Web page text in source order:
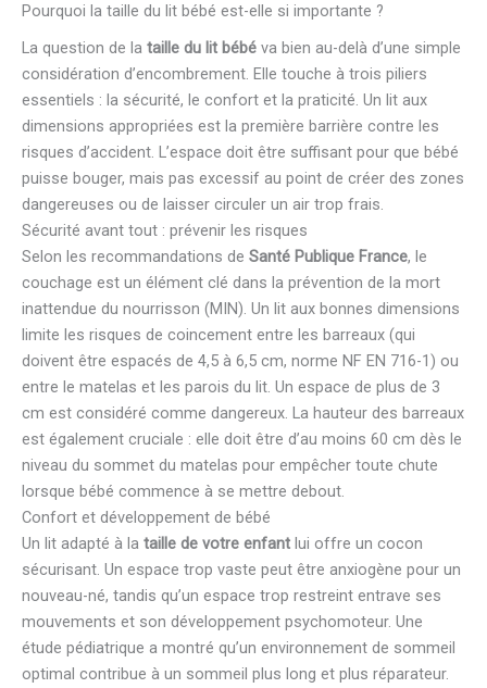
Pourquoi la taille du lit bébé est-elle si importante ?
La question de la taille du lit bébé va bien au-delà d’une simple
considération d’encombrement. Elle touche à trois piliers
essentiels : la sécurité, le confort et la praticité. Un lit aux
dimensions appropriées est la première barrière contre les
risques d’accident. L’espace doit être suffisant pour que bébé
puisse bouger, mais pas excessif au point de créer des zones
dangereuses ou de laisser circuler un air trop frais.
Sécurité avant tout : prévenir les risques
Selon les recommandations de Santé Publique France, le
couchage est un élément clé dans la prévention de la mort
inattendue du nourrisson (MIN). Un lit aux bonnes dimensions
limite les risques de coincement entre les barreaux (qui
doivent être espacés de 4,5 à 6,5 cm, norme NF EN 716-1) ou
entre le matelas et les parois du lit. Un espace de plus de 3
cm est considéré comme dangereux. La hauteur des barreaux
est également cruciale : elle doit être d’au moins 60 cm dès le
niveau du sommet du matelas pour empêcher toute chute
lorsque bébé commence à se mettre debout.
Confort et développement de bébé
Un lit adapté à la taille de votre enfant lui offre un cocon
sécurisant. Un espace trop vaste peut être anxiogène pour un
nouveau-né, tandis qu’un espace trop restreint entrave ses
mouvements et son développement psychomoteur. Une
étude pédiatrique a montré qu’un environnement de sommeil
optimal contribue à un sommeil plus long et plus réparateur.